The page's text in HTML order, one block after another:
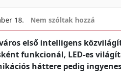
18. Nem szóltak hozzá
első intelligens
funkcionál, LED-es
háttere pedig